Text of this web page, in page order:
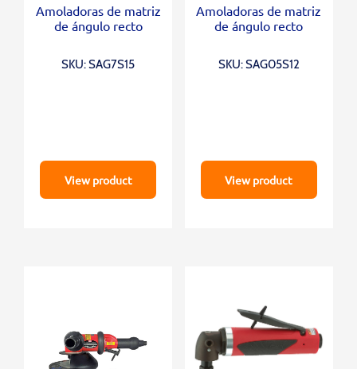
Amoladoras de matriz
de ángulo recto
SKU: SAG7S15
View product
Amoladoras de matriz
de ángulo recto
SKU: SAG05S12
View product